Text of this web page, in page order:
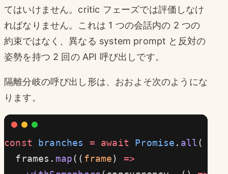
てはいけません。critic フェーズでは評価しなけ
ればなりません。これは 1 つの会話内の 2 つの
約束ではなく、異なる system prompt と反対の
姿勢を持つ 2 回の API 呼び出しです。
隔離分岐の呼び出し形は、おおよそ次のようにな
ります。
const branches = await Promise . all (
  frames.
map(( frame) =>